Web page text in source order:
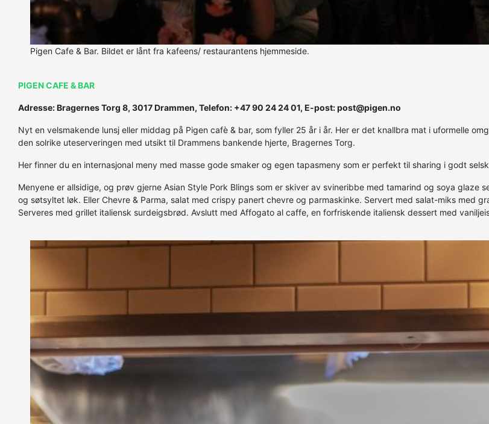
Pigen Cafe & Bar. Bildet er lånt fra kafeens/ restaurantens hjemmeside.
PIGEN CAFE & BAR
Adresse: Bragernes Torg 8, 3017 Drammen, Telefon: +47 90 24 24 01, E-post: post@pigen.no
Nyt en velsmakende lunsj eller middag på Pigen cafè & bar, som fyller 25 år i år. Her er det knallbra mat i uformelle
den solrike uteserveringen med utsikt til Drammens bankende hjerte, Bragernes Torg.
Her finner du en internasjonal meny med masse gode smaker og egen tapasmeny som er perfekt til sharing i godt
Menyene er allsidige, og prøv gjerne Asian Style Pork Blings som er skiver av svineribbe med tamarind og soya
og søtsyltet løk. Eller Chevre & Parma, salat med crispy panert chevre og parmaskinke. Servert med salat-miks med
Serveres med grillet italiensk surdeigsbrød. Avslutt med Affogato al caffe, en forfriskende italiensk dessert med